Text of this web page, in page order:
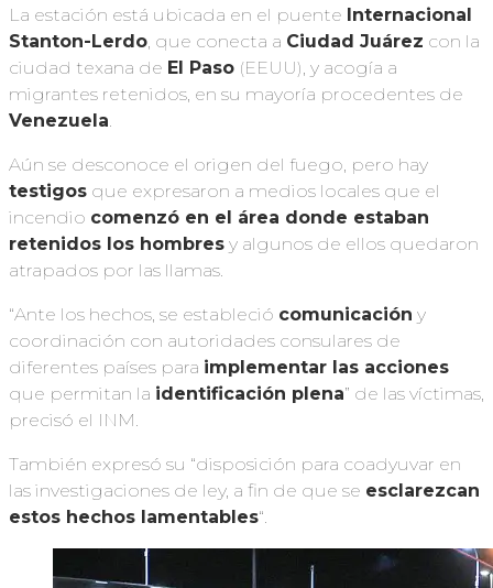
La estación está ubicada en el puente Internacional
Stanton-Lerdo, que conecta a Ciudad Juárez con la
ciudad texana de El Paso (EEUU), y acogía a
migrantes retenidos, en su mayoría procedentes de
Venezuela.
Aún se desconoce el origen del fuego, pero hay
testigos que expresaron a medios locales que el
incendio comenzó en el área donde estaban
retenidos los hombres y algunos de ellos quedaron
atrapados por las llamas.
“Ante los hechos, se estableció comunicación y
coordinación con autoridades consulares de
diferentes países para implementar las acciones
que permitan la identificación plena” de las víctimas,
precisó el INM.
También expresó su “disposición para coadyuvar en
las investigaciones de ley, a fin de que se esclarezcan
estos hechos lamentables“.